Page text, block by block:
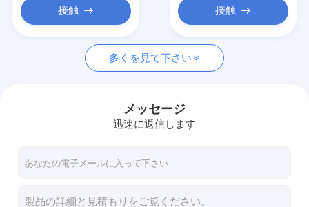
見積依頼
ステンレス鋼のコイル
接触 接触
多くを見て下さい
メッセージ
迅速に返信します